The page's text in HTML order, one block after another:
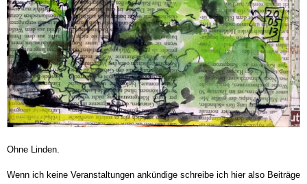
Ohne Linden.
Wenn ich keine Veranstaltungen ankündige schreibe ich hier also Beiträge